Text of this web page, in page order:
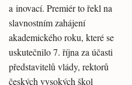
a inovací. Premiér to řekl na
slavnostním zahájení
akademického roku, které se
uskutečnilo 7. října za účasti
představitelů vlády, rektorů
českých vysokých škol